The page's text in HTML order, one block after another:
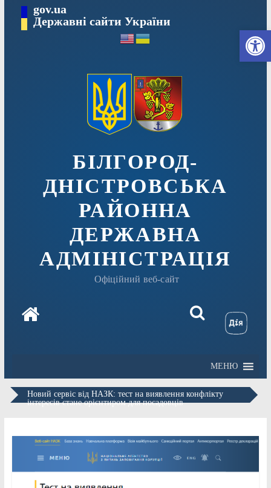
вмісту
gov.ua
Державні сайти України
БІЛГОРОД-
ДНІСТРОВСЬКА
РАЙОННА
ДЕРЖАВНА
АДМІНІСТРАЦІЯ
Офіційний веб-сайт
МЕНЮ
Новий сервіс від НАЗК: тест на виявлення конфлікту
інтересів стане орієнтиром для посадовців